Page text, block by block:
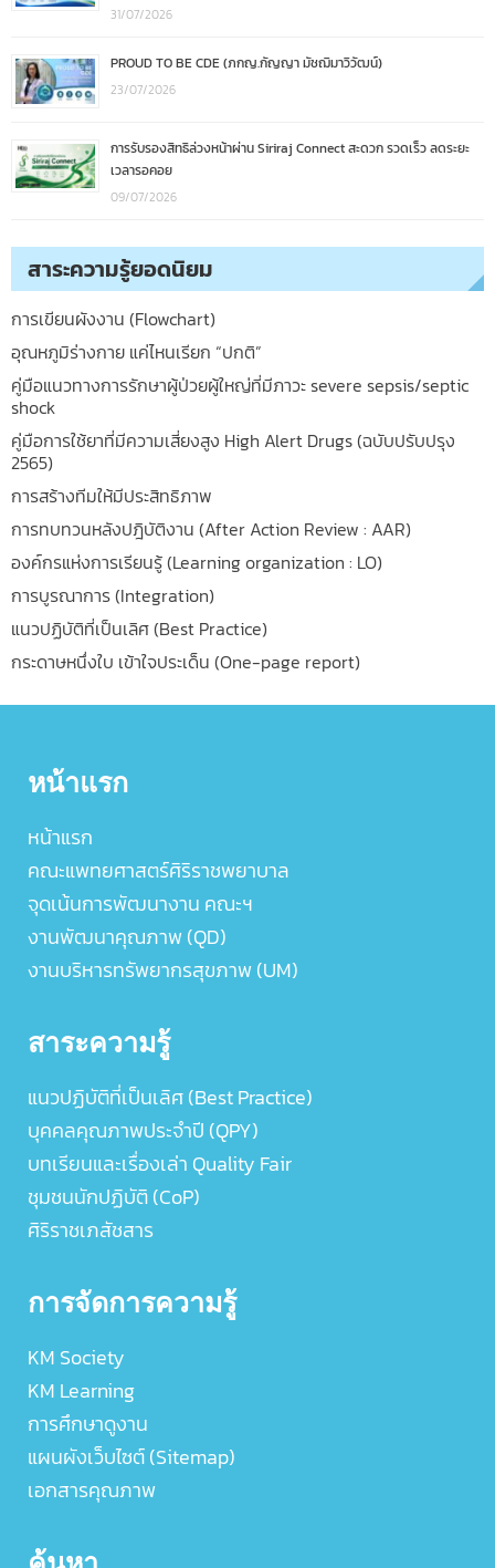
31/07/2026
PROUD TO BE CDE (ภกญ.กัญญา มัชฌิมาวิวัฒน์)
23/07/2026
การรับรองสิทธิล่วงหน้าผ่าน Siriraj Connect สะดวก รวดเร็ว ลดระยะ
เวลารอคอย
09/07/2026
สาระความรู้ยอดนิยม
การเขียนผังงาน (Flowchart)
อุณหภูมิร่างกาย แค่ไหนเรียก “ปกติ”
คู่มือแนวทางการรักษาผู้ป่วยผู้ใหญ่ที่มีภาวะ severe sepsis/septic
shock
คู่มือการใช้ยาที่มีความเสี่ยงสูง High Alert Drugs (ฉบับปรับปรุง
2565)
การสร้างทีมให้มีประสิทธิภาพ
การทบทวนหลังปฎิบัติงาน (After Action Review : AAR)
องค์กรแห่งการเรียนรู้ (Learning organization : LO)
การบูรณาการ (Integration)
แนวปฏิบัติที่เป็นเลิศ (Best Practice)
กระดาษหนึ่งใบ เข้าใจประเด็น (One-page report)
หน้าแรก
หน้าแรก
คณะแพทยศาสตร์ศิริราชพยาบาล
จุดเน้นการพัฒนางาน คณะฯ
งานพัฒนาคุณภาพ (QD)
งานบริหารทรัพยากรสุขภาพ (UM)
สาระความรู้
แนวปฏิบัติที่เป็นเลิศ (Best Practice)
บุคคลคุณภาพประจำปี (QPY)
บทเรียนและเรื่องเล่า Quality Fair
ชุมชนนักปฏิบัติ (CoP)
ศิริราชเภสัชสาร
การจัดการความรู้
KM Society
KM Learning
การศึกษาดูงาน
แผนผังเว็บไซต์ (Sitemap)
เอกสารคุณภาพ